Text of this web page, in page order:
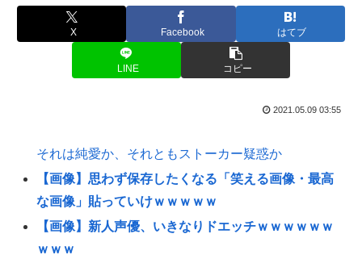
X Facebook はてブ
LINE コピー
2021.05.09 03:55
それは純愛か、それともストーカー疑惑か
【画像】思わず保存したくなる「笑える画像・最高
な画像」貼っていけｗｗｗｗｗ
【画像】新人声優、いきなりドエッチｗｗｗｗｗｗ
ｗｗｗ